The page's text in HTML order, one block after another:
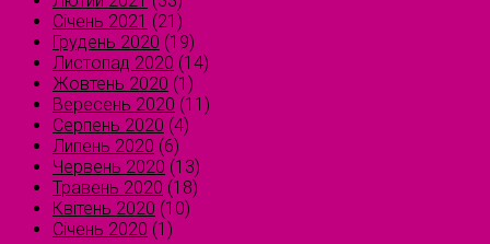
Січень 2021 (21)
Грудень 2020 (19)
Листопад 2020 (14)
Жовтень 2020 (1)
Вересень 2020 (11)
Серпень 2020 (4)
Липень 2020 (6)
Червень 2020 (13)
Травень 2020 (18)
Квітень 2020 (10)
Січень 2020 (1)